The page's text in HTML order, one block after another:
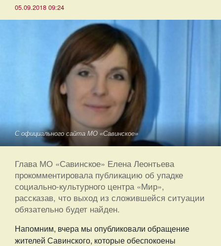
05.09.2018 09:24
С официального сайта МО «Савинское»
Глава МО «Савинское» Елена Леонтьева
прокомментировала публикацию об упадке
социально-культурного центра «Мир»,
рассказав, что выход из сложившейся ситуации
обязательно будет найден.
Напомним, вчера мы опубликовали обращение
жителей Савинского, которые обеспокоены